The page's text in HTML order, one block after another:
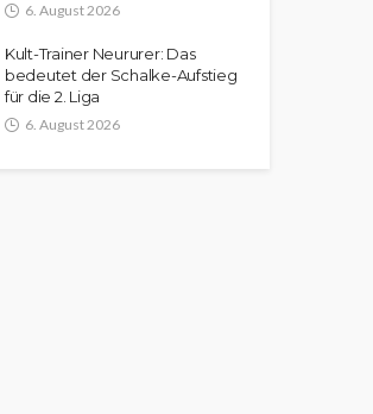
6. August 2026
Kult-Trainer Neururer: Das
bedeutet der Schalke-Aufstieg
für die 2. Liga
6. August 2026